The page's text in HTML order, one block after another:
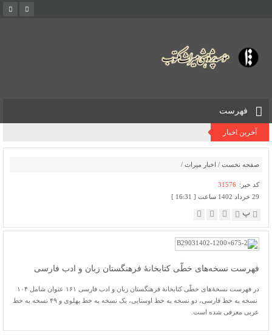
فهرست
آخرین اخبار
صفحه نخست / اخبار میراث /
کد خبر: 31576
29 خرداد 1402 ساعت [ 16:31 ]
پ
فهرست نسخه‌های خطّی کتابخانۀ فرهنگستان زبان و ادب فارسی
در فهرست نسخۀ‌های خطّی کتابخانۀ فرهنگستان زبان و ادب فارسی ۱۶۱ عنوان شامل ۱۰۴
نسخه به خط فارسی، دو نسخه به خط اوستایی، یک نسخه به خط پهلوی و ۴۹ نسخه به خط
عربی معرفی شده است.